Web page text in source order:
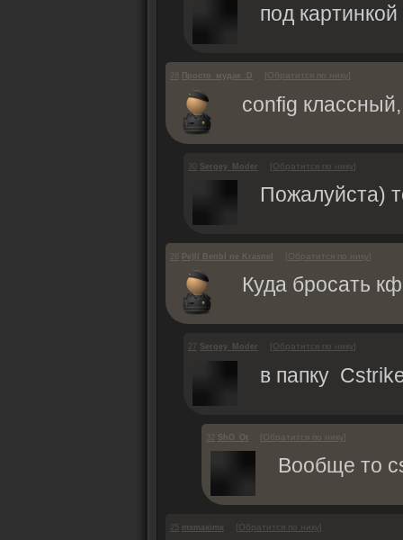
под картинкой
Просто_мудак :D [Обратится по нику ]
config
Sergey_Moder [Обратится по нику]
Пожалуйста)
Pe)I( BenbI ne KrasneI [Обратится по нику ]
Куда бросать
27 Sergey_Moder [Обратится по нику]
в папку
ShO_Ot [Обратится по нику ]
Вообще то
25 mxmaximx [Обратится по нику]